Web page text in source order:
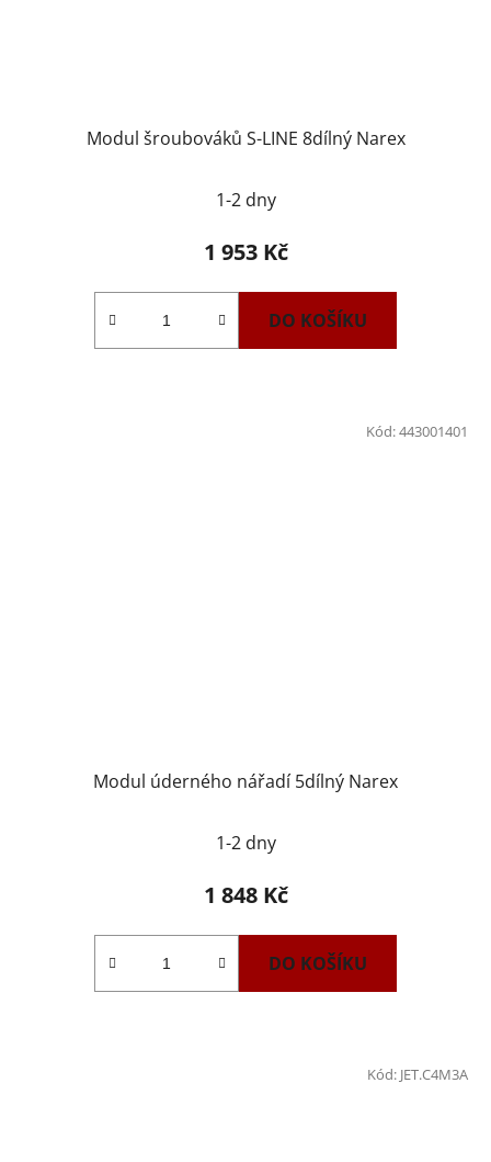
Modul šroubováků S-LINE 8dílný Narex
1-2 dny
1 953 Kč
DO KOŠÍKU
Modul úderného nářadí 5dílný Narex
1-2 dny
1 848 Kč
DO KOŠÍKU
Kód:443001401
Kód: JET.C4M3A